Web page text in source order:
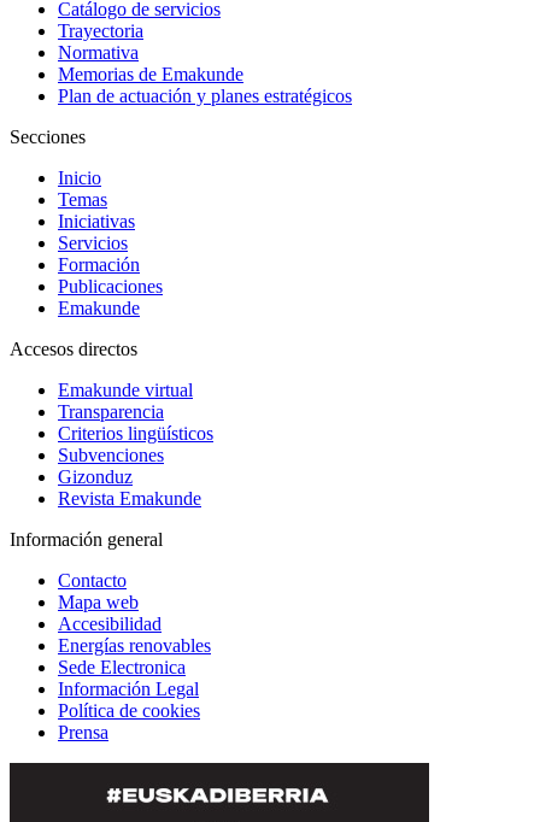
Catálogo de servicios
Trayectoria
Normativa
Memorias de Emakunde
Plan de actuación y planes estratégicos
Secciones
Inicio
Temas
Iniciativas
Servicios
Formación
Publicaciones
Emakunde
Accesos directos
Emakunde virtual
Transparencia
Criterios lingüísticos
Subvenciones
Gizonduz
Revista Emakunde
Información general
Contacto
Mapa web
Accesibilidad
Energías renovables
Sede Electronica
Información Legal
Política de cookies
Prensa